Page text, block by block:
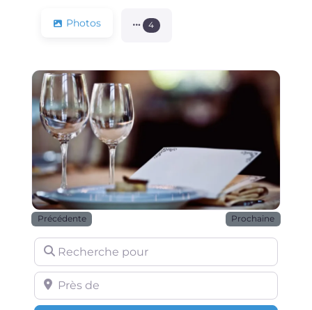
Photos 4
Précédente Prochaine
Recherche pour
Près de